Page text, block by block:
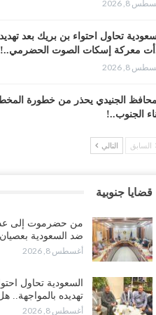
8, 2026
تحاول احتواء بن بريك بعد
معركة إسكات الصوت الحضرمي..!
8, 2026
الجنيدي يحذر من خطورة
الجنوب..!
7, 2026
الرياض تستبق نهب نفط ثاني
فصائل موالية للإمارات..!
7, 2026
احتجاجًا على تردي الأوضاع
الرباط في يافع..!
السابق التالي
قضايا جنوبية
من حضرموت إلى
ضد السعودية
أغسطس 8, 2026
السعودية تحاول
تهديده بالمواجهة..
أغسطس 8, 2026